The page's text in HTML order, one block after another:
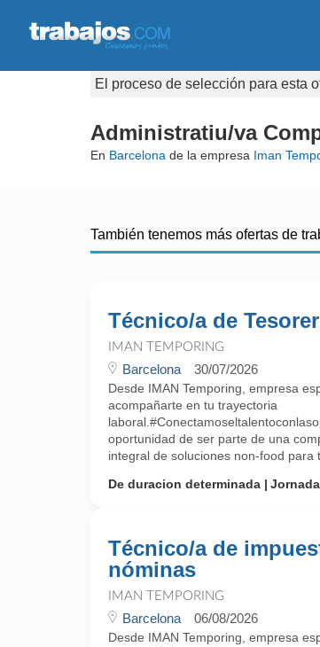
El proceso de selección para esta
Administratiu/va
En Barcelona de la empresa Iman
También tenemos más ofertas de
Técnico/a de
IMAN TEMPORING
Barcelona 30/07/2026
Desde IMAN Temporing, empresa
acompañarte en tu trayectoria
oportunidad de ser parte de una
integral de soluciones non-food para
De duracion determinada
Técnico/a de
nóminas
IMAN TEMPORING
Barcelona 06/08/2026
Desde IMAN Temporing, empresa